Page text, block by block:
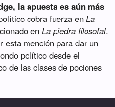
la apuesta es aún más
cobra fuerza enLa
enLa piedra filosofal.
esta mención para dar un
político desde el
de las clases de pociones